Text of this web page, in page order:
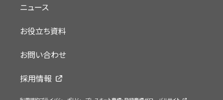
ニュース
お役立ち資料
お問い合わせ
採用情報